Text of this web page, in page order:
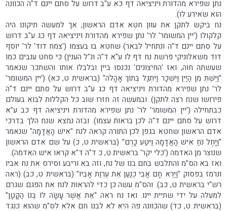
נתן שפירא מהדורת ויניציאה דף כא ע"ב דרוש על סתם יינם ד"ה הכוונה
הוא שאירע לו).
נח ביקש לתקן את עוון חטא אדם הראשון, אך למעשה תיקונו היה
קלקולו ('יין המשומר' לר' נתן שפירא מהדורת ויניציאה דף כג ע"ב דרוש
על סתם יינם ד"ה ונתחיל לבאר) שחטא בו בעצמו ('צמח דוד' לר' יוסף
דוד משאלוניקי פרשת נח דף לו ע"א ד"ה ונ"ל הענין) כי סחט ענבים כמו
שעשתה חוה, ואז 'החיצונים' נכנסו ביין ובלבלו אותו והשתכר שנאמר
"וַיֵּשְׁתְּ מִן הַיַּיִן וַיִּשְׁכָּר וַיִּתְגַּל בְּתוֹךְ אָהֳלֹה" (בראשית ט, כא) ('יין המשומר'
לר' נתן שפירא מהדורת ויניציאה דף כג ע"ב דרוש על סתם יינם ד"ה
פירושו שנח רצה לתקן). ובמעשה זה חזרו שוב כל הקללות לבוא בעולם
כבתחילה ('יין המשומר' לר' נתן שפירא מהדורת ויניציאה דף כב ע"א
דרוש על סתם יינם ד"ה לכן בראות עצמו). ובזה נמצא שנח הלך בדרכי
אדם הראשון שחטא בגפן לכן התורה קראה לנח "אִישׁ הָאֲדָמָה" שנאמר
"וַיָּחֶל נֹחַ אִישׁ הָאֲדָמָה וַיִּטַּע כָּרֶם" (בראשית ט, כ) על שם אדם הראשון
שנוצר מן האדמה ('כלי יקר' בראשית ט, כ ד"ה ד"א קראו איש האדמה).
ואז בא הס"מ והתלבש בחם בנו של נח, וזה בא וריבע וסירס את נח אביו
ונרמז בפסוק "וַיַּרְא חָם אֲבִי כְנַעַן אֵת עֶרְוַת אָבִיו" (בראשית ט, כב) (ראה
רש"י בראשית ט, כב). והס"מ עשה כן כדי להראות לנח את הפגם שגרם
למעלה על ידי שתיית יינו. ואז נח ראה "אֵת אֲשֶׁר עָשָׂה לוֹ בְּנוֹ הַקָּטָן"
(בראשית ט, כד) שהכוונה פה היא לא לבנו חם אלא לס"מ שהוא כנגד